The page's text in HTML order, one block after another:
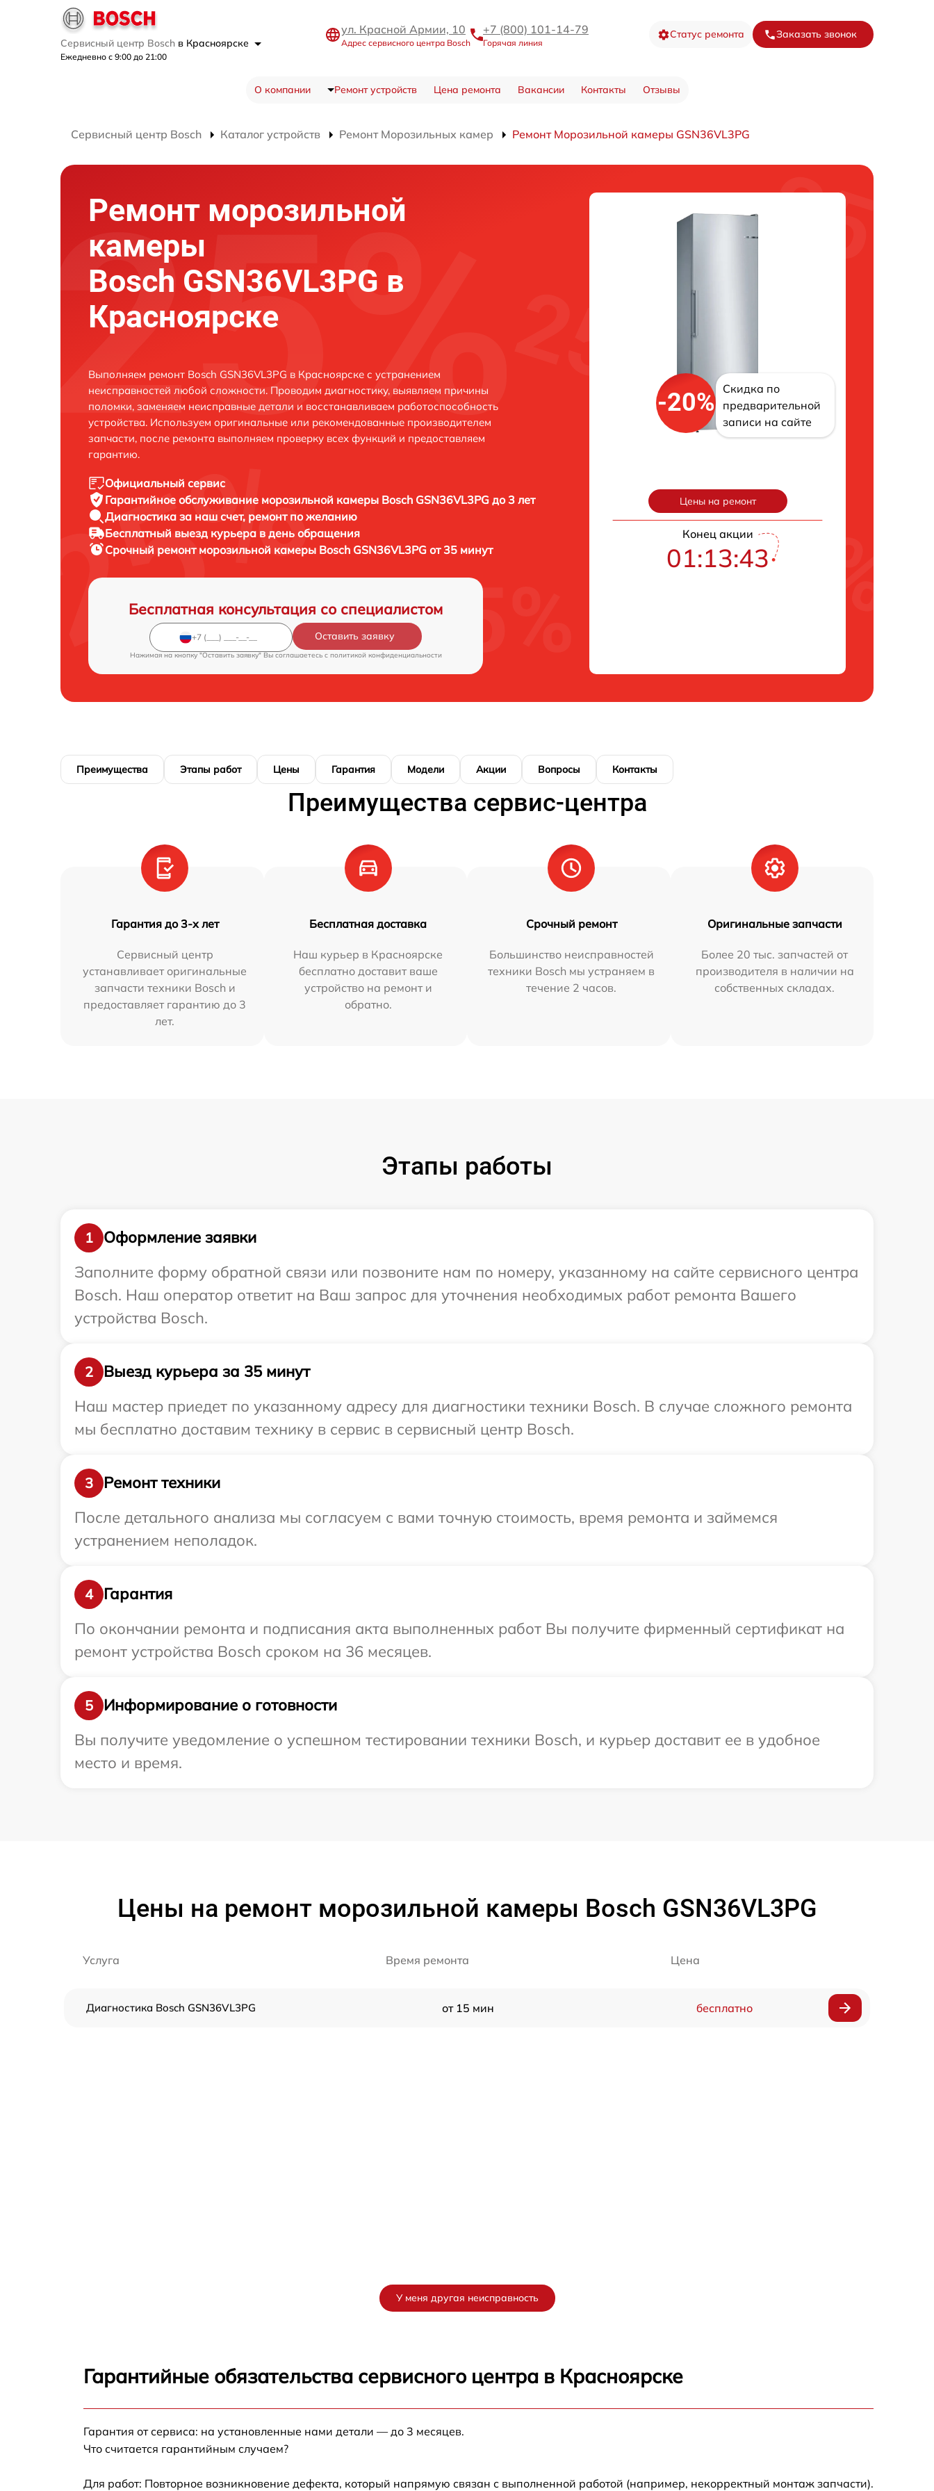
Сервисный центр Bosch в Красноярске
Ежедневно с 9:00 до 21:00
ул. Красной Армии, 10
Адрес сервисного центра Bosch
+7 (800) 101-14-79
Горячая линия
Статус ремонта Заказать звонок
О компании Ремонт устройств Цена ремонта Вакансии Контакты Отзывы
Сервисный центр Bosch Каталог устройств Ремонт Морозильных камер Ремонт Морозильной камеры GSN36VL3PG
Ремонт морозильной
камеры
Bosch GSN36VL3PG в
Красноярске
Выполняем ремонт Bosch GSN36VL3PG в Красноярске с устранением
неисправностей любой сложности. Проводим диагностику, выявляем причины
поломки, заменяем неисправные детали и восстанавливаем работоспособность
устройства. Используем оригинальные или рекомендованные производителем
запчасти, после ремонта выполняем проверку всех функций и предоставляем
гарантию.
Официальный сервис
Гарантийное обслуживание морозильной камеры Bosch GSN36VL3PG до 3 лет
Диагностика за наш счет, ремонт по желанию
Бесплатный выезд курьера в день обращения
Срочный ремонт морозильной камеры Bosch GSN36VL3PG от 35 минут
Бесплатная консультация со специалистом
Оставить заявку
Нажимая на кнопку "Оставить заявку" Вы соглашаетесь c политикой конфиденциальности
-20%
Скидка по
предварительной
записи на сайте
Цены на ремонт
Конец акции
01:13:42
Преимущества Этапы работ Цены Гарантия Модели Акции Вопросы Контакты
Преимущества сервис-центра
Гарантия до 3-х лет
Сервисный центр
устанавливает оригинальные
запчасти техники Bosch и
предоставляет гарантию до 3
лет.
Бесплатная доставка
Наш курьер в Красноярске
бесплатно доставит ваше
устройство на ремонт и
обратно.
Срочный ремонт
Большинство неисправностей
техники Bosch мы устраняем в
течение 2 часов.
Оригинальные запчасти
Более 20 тыс. запчастей от
производителя в наличии на
собственных складах.
Этапы работы
1
Оформление заявки
Заполните форму обратной связи или позвоните нам по номеру, указанному на сайте сервисного центра
Bosch. Наш оператор ответит на Ваш запрос для уточнения необходимых работ ремонта Вашего
устройства Bosch.
2
Выезд курьера за 35 минут
Наш мастер приедет по указанному адресу для диагностики техники Bosch. В случае сложного ремонта
мы бесплатно доставим технику в сервис в сервисный центр Bosch.
3
Ремонт техники
После детального анализа мы согласуем с вами точную стоимость, время ремонта и займемся
устранением неполадок.
4
Гарантия
По окончании ремонта и подписания акта выполненных работ Вы получите фирменный сертификат на
ремонт устройства Bosch сроком на 36 месяцев.
5
Информирование о готовности
Вы получите уведомление о успешном тестировании техники Bosch, и курьер доставит ее в удобное
место и время.
Цены на ремонт морозильной камеры Bosch GSN36VL3PG
Услуга Время ремонта Цена
Диагностика Bosch GSN36VL3PG от 15 мин бесплатно
У меня другая неисправность
Гарантийные обязательства сервисного центра в Красноярске
Гарантия от сервиса: на установленные нами детали — до 3 месяцев.
Что считается гарантийным случаем?
Для работ: Повторное возникновение дефекта, который напрямую связан с выполненной работой (например, некорректный монтаж запчасти).